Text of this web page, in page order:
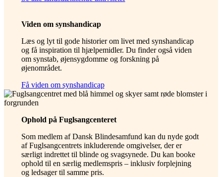
Viden om synshandicap
Læs og lyt til gode historier om livet med synshandicap
og få inspiration til hjælpemidler. Du finder også viden
om synstab, øjensygdomme og forskning på
øjenområdet.
Få viden om synshandicap
Ophold på Fuglsangcenteret
Som medlem af Dansk Blindesamfund kan du nyde godt
af Fuglsangcentrets inkluderende omgivelser, der er
særligt indrettet til blinde og svagsynede. Du kan booke
ophold til en særlig medlemspris – inklusiv forplejning
og ledsager til samme pris.